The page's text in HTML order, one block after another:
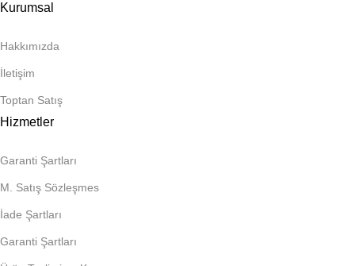
Kurumsal
Hakkımızda
İletişim
Toptan Satış
Hizmetler
Garanti Şartları
M. Satış Sözleşmes
İade Şartları
Garanti Şartları